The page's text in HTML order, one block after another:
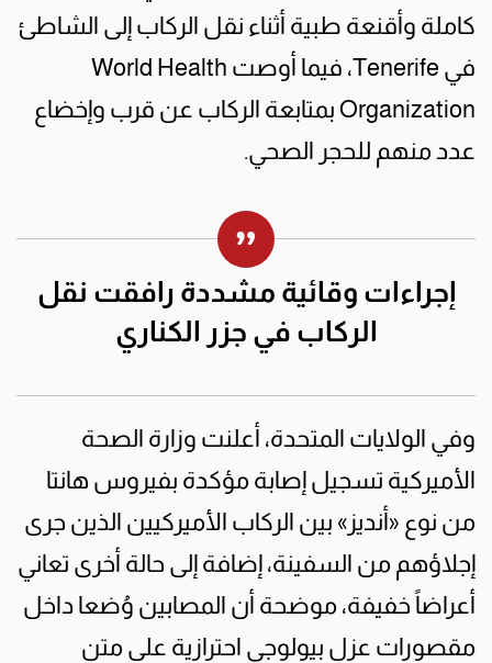
كاملة وأقنعة طبية أثناء نقل الركاب إلى الشاطئ
في Tenerife، فيما أوصت World Health
Organization بمتابعة الركاب عن قرب وإخضاع
عدد منهم للحجر الصحي.
إجراءات وقائية مشددة رافقت نقل
الركاب في جزر الكناري
وفي الولايات المتحدة، أعلنت وزارة الصحة
الأميركية تسجيل إصابة مؤكدة بفيروس هانتا
من نوع «أنديز» بين الركاب الأميركيين الذين جرى
إجلاؤهم من السفينة، إضافة إلى حالة أخرى تعاني
أعراضاً خفيفة، موضحة أن المصابين وُضعا داخل
مقصورات عزل بيولوجي احترازية على متن